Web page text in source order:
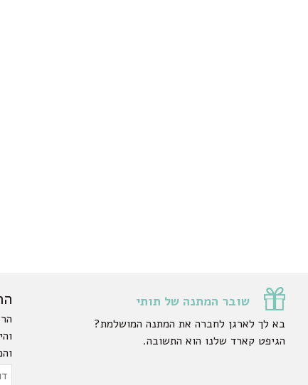
שובר המתנה של תותי
בא לך לארגן לחברה את המתנה המושלמת?
הגיפט קארד שלנו הוא התשובה.